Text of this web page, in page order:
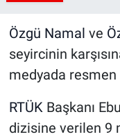
Özgü Namal ve
seyircinin
medyada resmen
RTÜKBaşkanı
dizisine verilen 9